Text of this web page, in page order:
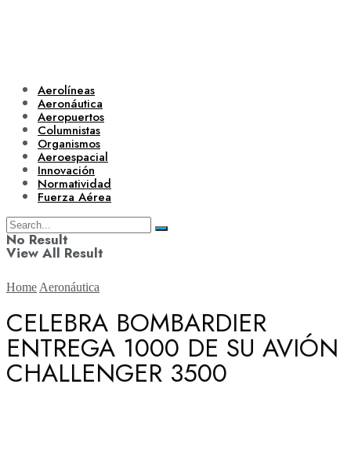
Aerolíneas
Aeronáutica
Aeropuertos
Columnistas
Organismos
Aeroespacial
Innovación
Normatividad
Fuerza Aérea
No Result
View All Result
Aerolíneas
Home Aeronáutica
CELEBRA BOMBARDIER
ENTREGA 1000 DE SU AVIÓN
CHALLENGER 3500